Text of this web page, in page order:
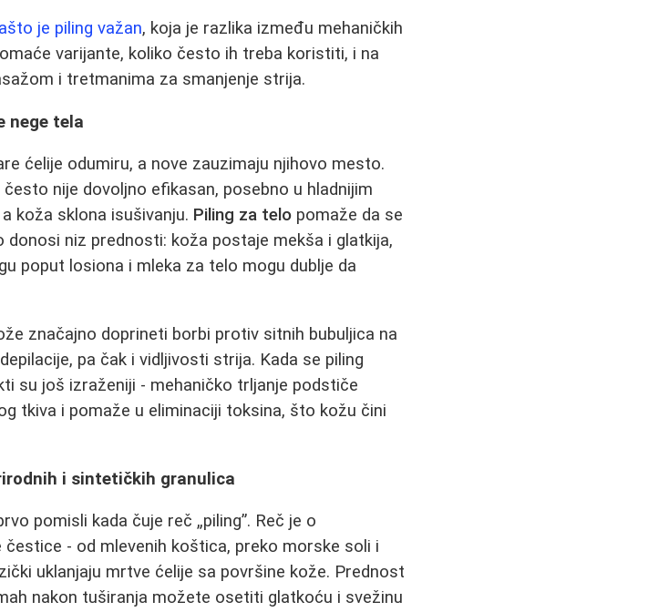
je piling važan, koja je razlika između mehaničkih
varijante, koliko često ih treba koristiti, i na
i tretmanima za smanjenje strija.
nege tela
ćelije odumiru, a nove zauzimaju njihovo mesto.
nije dovoljno efikasan, posebno u hladnijim
koža sklona isušivanju. Piling za telo pomaže da se
niz prednosti: koža postaje mekša i glatkija,
poput losiona i mleka za telo mogu dublje da
značajno doprineti borbi protiv sitnih bubuljica na
pa čak i vidljivosti strija. Kada se piling
su još izraženiji - mehaničko trljanje podstiče
tkiva i pomaže u eliminaciji toksina, što kožu čini
i sintetičkih granulica
pomisli kada čuje reč „piling”. Reč je o
- od mlevenih koštica, preko morske soli i
uklanjaju mrtve ćelije sa površine kože. Prednost
nakon tuširanja možete osetiti glatkoću i svežinu